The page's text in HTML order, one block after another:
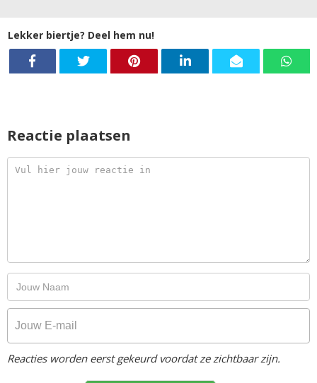
Lekker biertje? Deel hem nu!
Reactie plaatsen
Reacties worden eerst gekeurd voordat ze zichtbaar zijn.